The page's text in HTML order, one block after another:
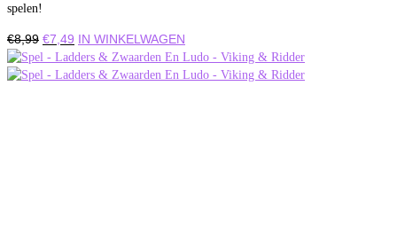
spelen!
€8,99 Oorspronkelijke
prijs
was:
€7,49 Huidige
prijs
is:
IN WINKELWAGEN